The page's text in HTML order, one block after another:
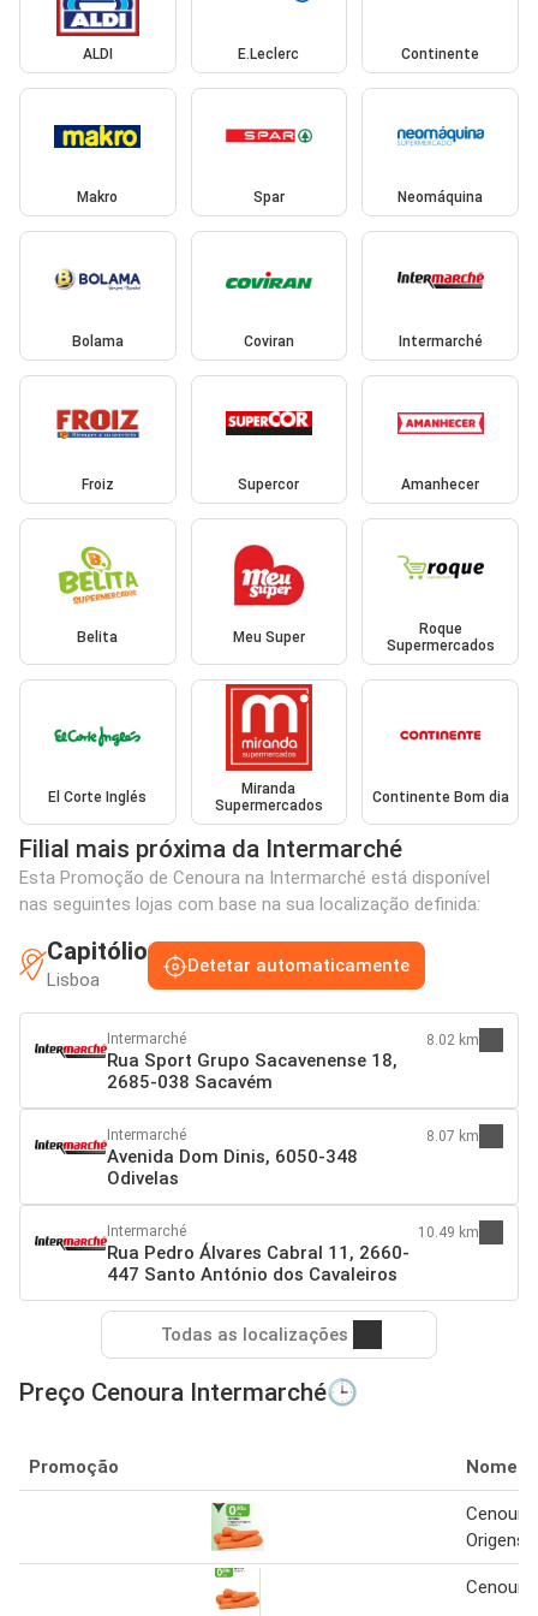
ALDI E.Leclerc Continente
Makro Spar Neomáquina
Bolama Coviran Intermarché
Froiz Supercor Amanhecer
Belita Meu Super
Roque
Supermercados
El Corte Inglés
Miranda
Supermercados
Continente Bom dia
Filial mais próxima da Intermarché
Esta Promoção de Cenoura na Intermarché está disponível
nas seguintes lojas com base na sua localização definida:
Capitólio
Lisboa
Detetar automaticamente
Intermarché
Rua Sport Grupo Sacavenense 18,
2685-038 Sacavém
8.02 km
Intermarché
Avenida Dom Dinis, 6050-348
Odivelas
8.07 km
Intermarché
Rua Pedro Álvares Cabral 11, 2660-
447 Santo António dos Cavaleiros
10.49 km
Todas as localizações
Preço Cenoura Intermarché🕒
Promoção Nome
Origens
Cenoura